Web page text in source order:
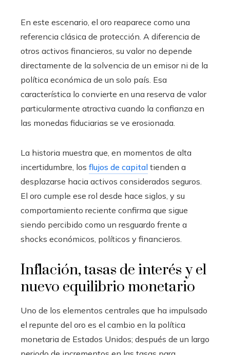
En este escenario, el oro reaparece como una
referencia clásica de protección. A diferencia de
otros activos financieros, su valor no depende
directamente de la solvencia de un emisor ni de la
política económica de un solo país. Esa
característica lo convierte en una reserva de valor
particularmente atractiva cuando la confianza en
las monedas fiduciarias se ve erosionada.
La historia muestra que, en momentos de alta
incertidumbre, los flujos de capital tienden a
desplazarse hacia activos considerados seguros.
El oro cumple ese rol desde hace siglos, y su
comportamiento reciente confirma que sigue
siendo percibido como un resguardo frente a
shocks económicos, políticos y financieros.
Inflación, tasas de interés y el
nuevo equilibrio monetario
Uno de los elementos centrales que ha impulsado
el repunte del oro es el cambio en la política
monetaria de Estados Unidos; después de un largo